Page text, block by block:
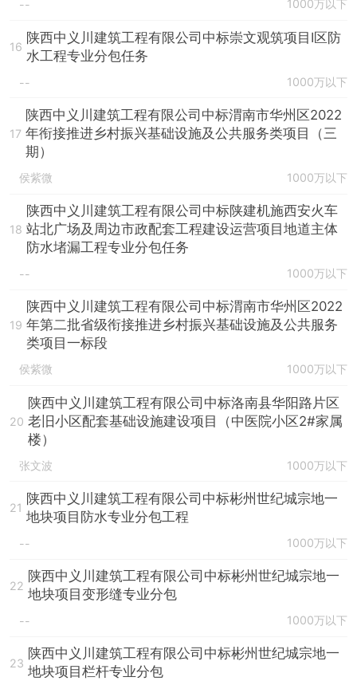
-- 1000万以下
16
陕西中义川建筑工程有限公司中标崇文观筑项目I区防
水工程专业分包任务
-- 1000万以下
17
陕西中义川建筑工程有限公司中标渭南市华州区2022
年衔接推进乡村振兴基础设施及公共服务类项目（三
期）
侯紫微 1000万以下
18
陕西中义川建筑工程有限公司中标陕建机施西安火车
站北广场及周边市政配套工程建设运营项目地道主体
防水堵漏工程专业分包任务
-- 1000万以下
19
陕西中义川建筑工程有限公司中标渭南市华州区2022
年第二批省级衔接推进乡村振兴基础设施及公共服务
类项目一标段
侯紫微 1000万以下
20
陕西中义川建筑工程有限公司中标洛南县华阳路片区
老旧小区配套基础设施建设项目（中医院小区2#家属
楼）
张文波 1000万以下
21
陕西中义川建筑工程有限公司中标彬州世纪城宗地一
地块项目防水专业分包工程
-- 1000万以下
22
陕西中义川建筑工程有限公司中标彬州世纪城宗地一
地块项目变形缝专业分包
-- 1000万以下
23
陕西中义川建筑工程有限公司中标彬州世纪城宗地一
地块项目栏杆专业分包